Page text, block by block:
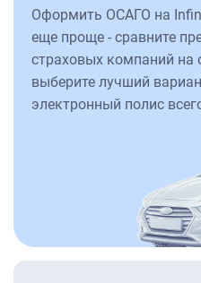
Оформить ОСАГО на
еще проще - сравните
страховых компаний на
выберите лучший
электронный полис